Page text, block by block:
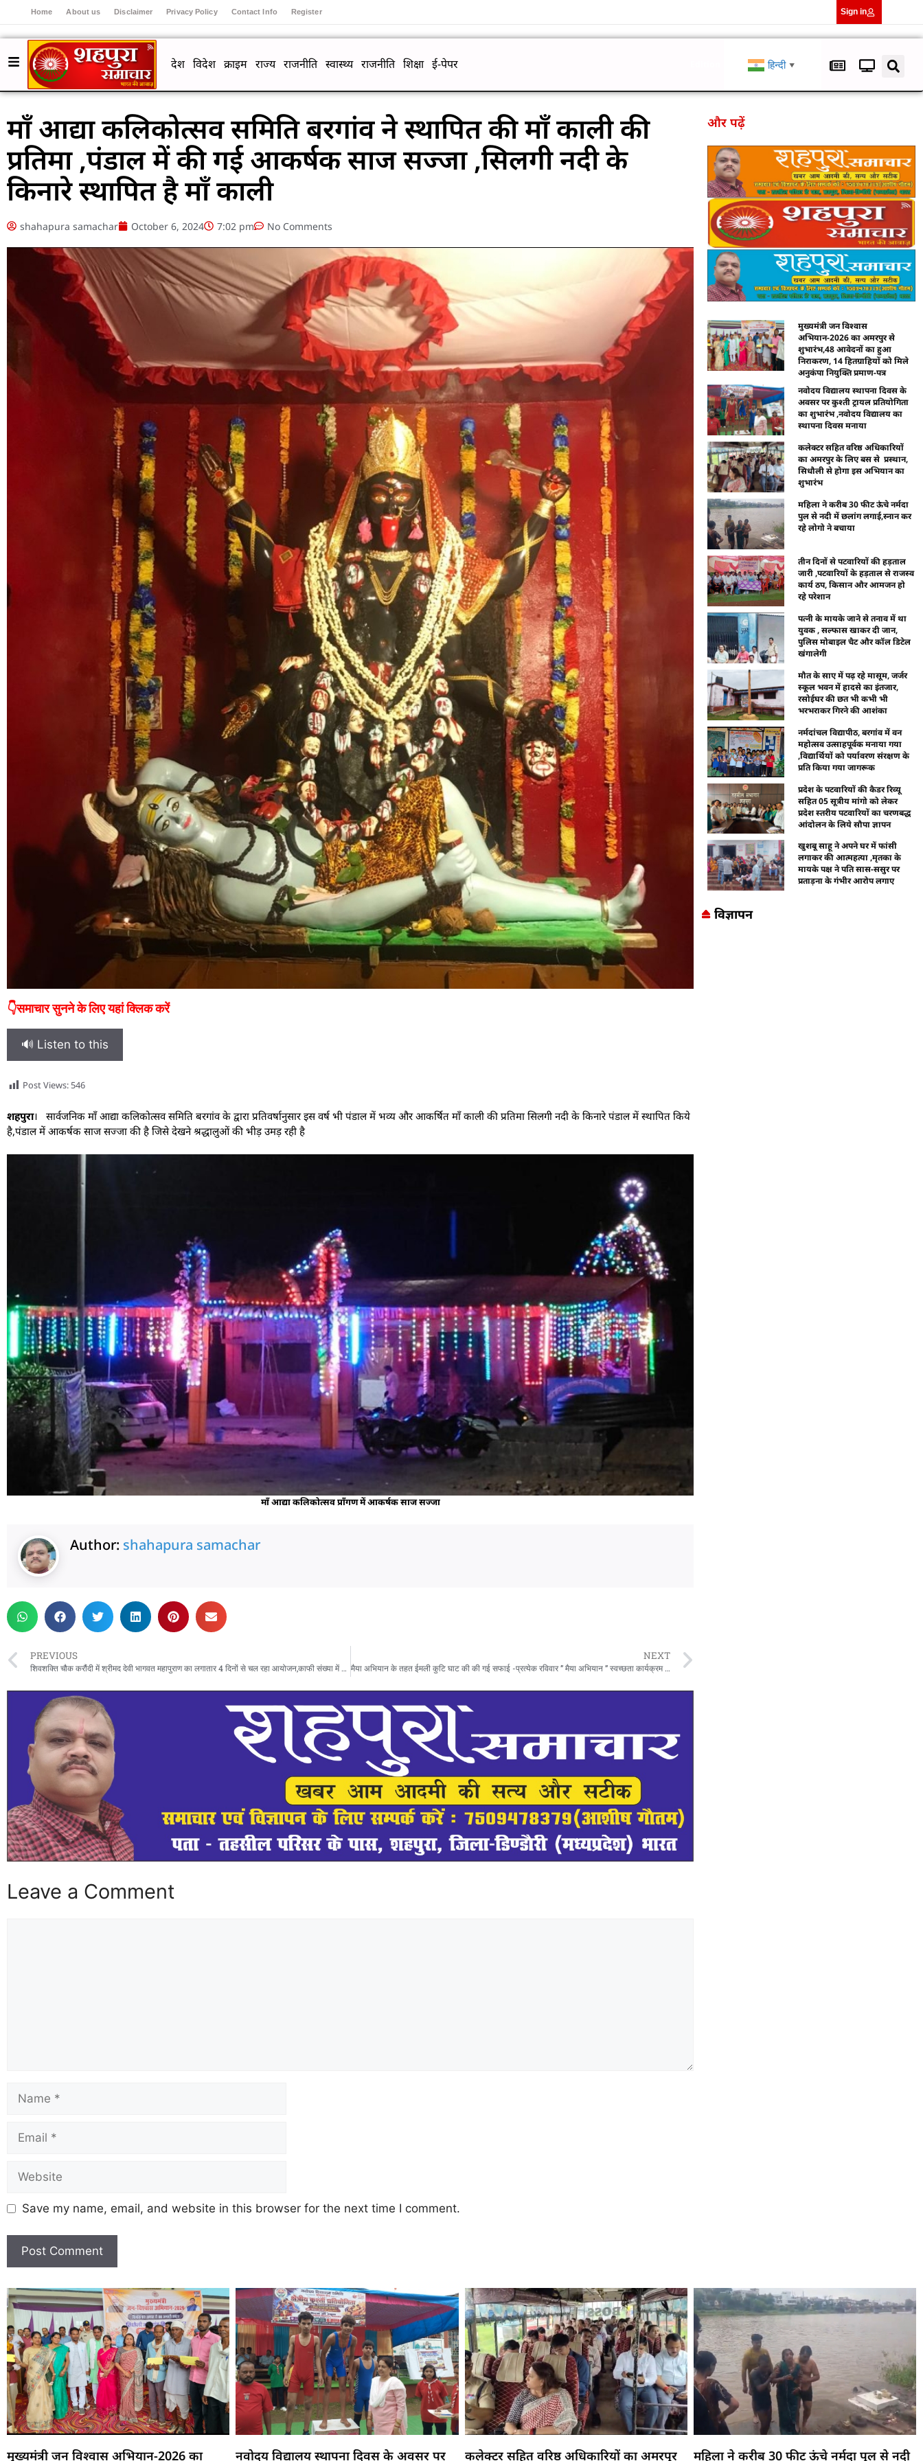
Home About us Disclaimer Privacy Policy Contact Info Register Sign in
देश विदेश क्राइम राज्य राजनीति स्वास्थ्य राजनीति शिक्षा ई-पेपर हिन्दी ▼
माँ आद्या कलिकोत्सव समिति बरगांव ने स्थापित की माँ काली की
प्रतिमा ,पंडाल में की गई आकर्षक साज सज्जा ,सिलगी नदी के
किनारे स्थापित है माँ काली
shahapura samachar October 6, 2024 7:02 pm No Comments
👇समाचार सुनने के लिए यहां क्लिक करें
🔊 Listen to this
Post Views: 546
शहपुरा। सार्वजनिक माँ आद्या कलिकोत्सव समिति बरगांव के द्वारा प्रतिवर्षानुसार इस वर्ष भी पंडाल में भव्य और आकर्षित माँ काली की प्रतिमा सिलगी नदी के किनारे पंडाल में स्थापित किये
है,पंडाल में आकर्षक साज सज्जा की है जिसे देखने श्रद्धालुओं की भीड़ उमड़ रही है
माँ आद्या कलिकोत्सव प्राँगण में आकर्षक साज सज्जा
Author: shahapura samachar
PREVIOUS
शिवशक्ति चौक करौंदी में श्रीमद देवी भागवत महापुराण का लगातार 4 दिनों से चल रहा आयोजन,काफी संख्या में कथा सुनने पहुंच रहे श्रद्धालु,कटनी व उमरिया जिले से भी कथा सुनने पहुंचे भक्त
NEXT
मैया अभियान के तहत ईमली कुटि घाट की की गई सफाई -प्रत्येक रविवार ” मैया अभियान ” स्वच्छता कार्यक्रम के तहत मां नर्मदा के घाटों की सफाई की जाती है।” मैया अभियान ” स्वछता कार्यक्रम लगभग दो वर्षों से सतत जारी है
Leave a Comment
Save my name, email, and website in this browser for the next time I comment.
और पढ़ें
मुख्यमंत्री जन विश्वास
अभियान-2026 का अमरपुर से
शुभारंभ,48 आवेदनों का हुआ
निराकरण, 14 हितग्राहियों को मिले
अनुकंपा नियुक्ति प्रमाण-पत्र
नवोदय विद्यालय स्थापना दिवस के
अवसर पर कुश्ती ट्रायल प्रतियोगिता
का शुभारंभ ,नवोदय विद्यालय का
स्थापना दिवस मनाया
कलेक्टर सहित वरिष्ठ अधिकारियों
का अमरपुर के लिए बस से प्रस्थान,
सिधौली से होगा इस अभियान का
शुभारंभ
महिला ने करीब 30 फीट ऊंचे नर्मदा
पुल से नदी में छलांग लगाई,स्नान कर
रहे लोगो ने बचाया
तीन दिनों से पटवारियों की हड़ताल
जारी ,पटवारियों के हड़ताल से राजस्व
कार्य ठप, किसान और आमजन हो
रहे परेशान
पत्नी के मायके जाने से तनाव में था
युवक , सल्फास खाकर दी जान,
पुलिस मोबाइल चैट और कॉल डिटेल
खंगालेगी
मौत के साए में पढ़ रहे मासूम, जर्जर
स्कूल भवन में हादसे का इंतजार,
रसोईघर की छत भी कभी भी
भरभराकर गिरने की आशंका
नर्मदांचल विद्यापीठ, बरगांव में वन
महोत्सव उत्साहपूर्वक मनाया गया
,विद्यार्थियों को पर्यावरण संरक्षण के
प्रति किया गया जागरूक
प्रदेश के पटवारियों की कैडर रिव्यू
सहित 05 सूत्रीय मांगो को लेकर
प्रदेश स्तरीय पटवारियों का चरणबद्ध
आंदोलन के लिये सौपा ज्ञापन
खुशबू साहू ने अपने घर में फांसी
लगाकर की आत्महत्या ,मृतका के
मायके पक्ष ने पति सास-ससुर पर
प्रताड़ना के गंभीर आरोप लगाए
विज्ञापन
मुख्यमंत्री जन विश्वास अभियान-2026 का नवोदय विद्यालय स्थापना दिवस के अवसर पर कलेक्टर सहित वरिष्ठ अधिकारियों का अमरपुर महिला ने करीब 30 फीट ऊंचे नर्मदा पुल से नदी